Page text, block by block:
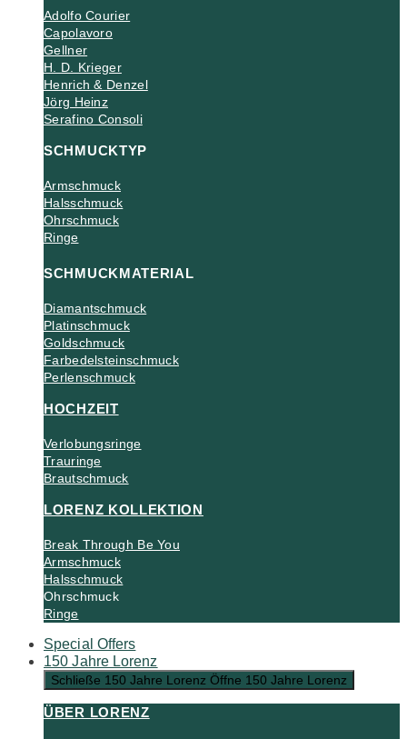
Adolfo Courier
Capolavoro
Gellner
H. D. Krieger
Henrich & Denzel
Jörg Heinz
Serafino Consoli
SCHMUCKTYP
Armschmuck
Halsschmuck
Ohrschmuck
Ringe
SCHMUCKMATERIAL
Diamantschmuck
Platinschmuck
Goldschmuck
Farbedelsteinschmuck
Perlenschmuck
HOCHZEIT
Verlobungsringe
Trauringe
Brautschmuck
LORENZ KOLLEKTION
Break Through Be You
Armschmuck
Halsschmuck
Ohrschmuck
Ringe
Special Offers
150 Jahre Lorenz
Schließe 150 Jahre Lorenz Öffne 150 Jahre Lorenz
ÜBER LORENZ